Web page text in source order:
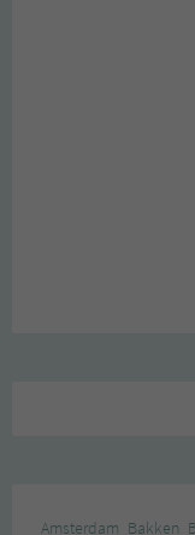
Amsterdam Bakken